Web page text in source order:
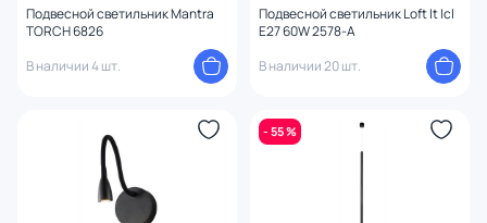
Подвесной светильник Mantra
TORCH 6826
В наличии 4 шт.
Подвесной светильник Loft It Icl
E27 60W 2578-A
В наличии 20 шт.
- 55 %